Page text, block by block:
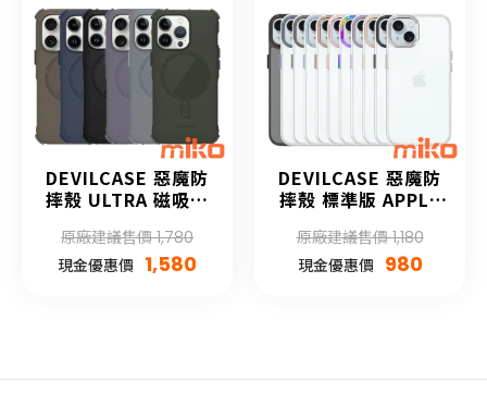
DEVILCASE 惡魔防
摔殼 ULTRA 磁吸版
系列 (無戰術背帶)
原廠建議售價 1,780
現金優惠價 1,580
DEVILCASE 惡魔防
摔殼 標準版 APPLE
原廠建議售價 1,180
現金優惠價 980